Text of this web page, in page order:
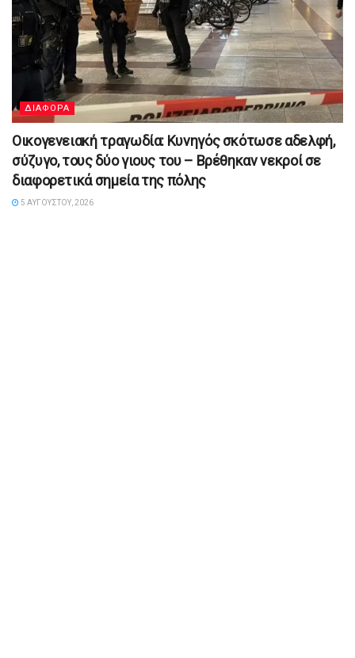
ΔΙΑΦΟΡΑ
Οικογενειακή τραγωδία: Κυνηγός σκότωσε αδελφή,
σύζυγο, τους δύο γιους του – Βρέθηκαν νεκροί σε
διαφορετικά σημεία της πόλης
5 ΑΥΓΟΎΣΤΟΥ, 2026